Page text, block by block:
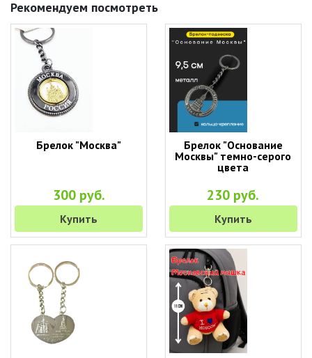
Рекомендуем посмотреть
Брелок "Москва"
300 руб.
Купить
Брелок "Основание
Москвы" темно-серого
цвета
230 руб.
Купить